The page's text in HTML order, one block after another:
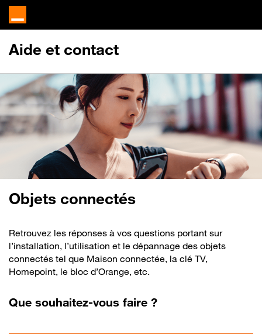
Aide et contact
Objets connectés
Retrouvez les réponses à vos questions portant sur
l’installation, l’utilisation et le dépannage des objets
connectés tel que Maison connectée, la clé TV,
Homepoint, le bloc d’Orange, etc.
Que souhaitez-vous faire ?